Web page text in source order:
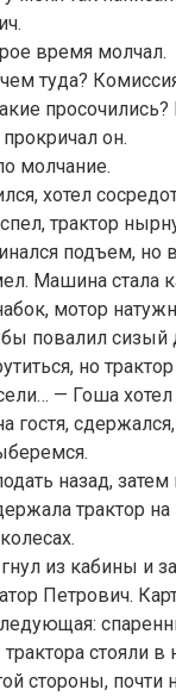
время молчал.
туда?
он.
молчание.
хотел
трактор
подъем, но
Машина стала
мотор
повалил
но
— Гоша хотел
гостя,
назад, затем
трактор
из кабины и
Петрович.
стояли
стороны, почти